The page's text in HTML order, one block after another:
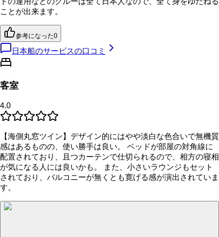
ことが出来ます。
参考になった0
日本船のサービスの口コミ
客室
4.0
【海側丸窓ツイン】デザイン的にはやや淡白な色合いで無機質
感はあるものの、使い勝手は良い。 ベッドが部屋の対角線に
配置されており、且つカーテンで仕切られるので、相方の寝相
が気になる人には良いかも。 また、小さいラウンジもセット
されており、バルコニーが無くとも寛げる感が演出されていま
す。